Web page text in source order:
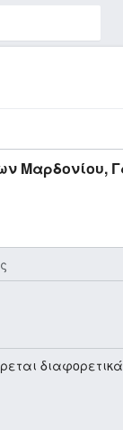
Μαρδονίου,